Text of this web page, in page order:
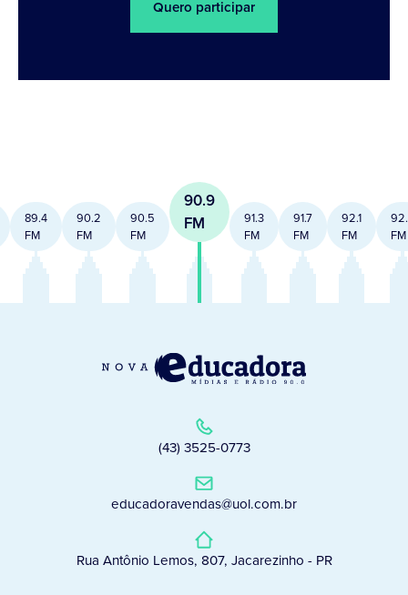
Quero participar
89.4
FM
90.2
FM
90.5
FM
90.9
FM
91.3
FM
91.7
FM
92.1
FM
FM
(43) 3525-0773
educadoravendas@uol.com.br
Rua Antônio Lemos, 807, Jacarezinho - PR